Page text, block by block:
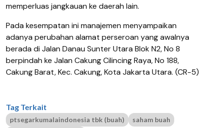
memperluas jangkauan ke daerah lain.
Pada kesempatan ini manajemen menyampaikan
adanya perubahan alamat perseroan yang awalnya
berada di Jalan Danau Sunter Utara Blok N2, No 8
berpindah ke Jalan Cakung Cilincing Raya, No 188,
Cakung Barat, Kec. Cakung, Kota Jakarta Utara. (CR-5)
Tag Terkait
ptsegarkumalaindonesia tbk (buah)
saham buah